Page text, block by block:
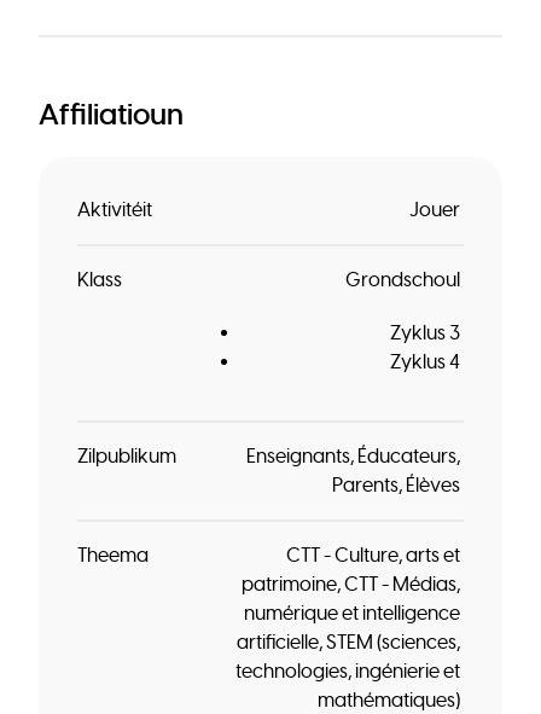
Affiliatioun
Aktivitéit Jouer
Klass Grondschoul
Zyklus 3
Zyklus 4
Zilpublikum Enseignants Éducateurs
Parents Élèves
Theema
CTT - Culture, arts et
patrimoine CTT - Médias,
numérique et intelligence
artificielle STEM (sciences,
technologies, ingénierie et
mathématiques)